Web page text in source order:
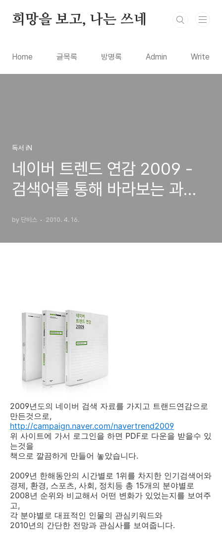
희망을 보고, 나는 쓰네
Home 글목록 방명록 Admin Write
독서 iN
네이버 트렌드 연감 2009 -
검색어를 통해 바라보는 과거
by 단비스 2010. 4. 16.
2009년도의 네이버 검색 자료를 가지고 트랜드연감으로
만든것으로,
http://campaign.naver.com/navertrend2009
위 사이트에 가서 로그인을 하면 PDF로 다운을 받을수 있
는것을
책으로 깔끔하게 만들어 놓았습니다.
2009년 한해동안의 시간별로 1위를 차지한 인기검색어와
경제, 환경, 스포츠, 사회, 정치등 총 15개의 분야별로
2008년 순위와 비교해서 어떤 변화가 있었는지를 보여주
고,
각 분야별로 대표적인 인물의 관심키워드와
2010년의 간단한 전망과 관심사를 보여줍니다.